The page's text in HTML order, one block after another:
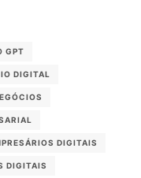
GPT
DIGITAL
DIGITAIS
DIGITAIS